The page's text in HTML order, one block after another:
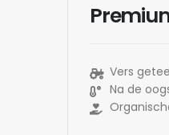
Vers
Na de